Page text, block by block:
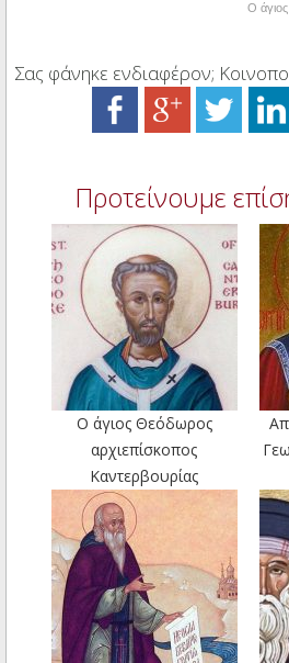
Ο
Σας φάνηκε ενδιαφέρον;
Προτείνουμε
Ο άγιος Θεόδωρος
αρχιεπίσκοπος
Καντερβουρίας